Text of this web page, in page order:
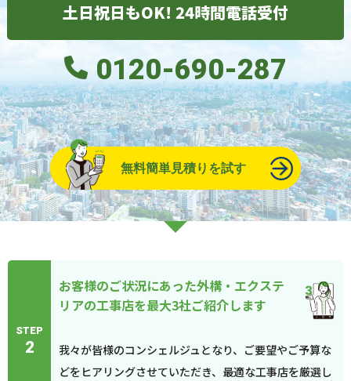
土日祝日もOK! 24時間電話受付
0120-690-287
無料簡単見積りを試す
STEP
2
お客様のご状況にあった外構・エクステ
リアの工事店を最大3社ご紹介します
我々が皆様のコンシェルジュとなり、ご要望やご予算な
どをヒアリングさせていただき、最適な工事店を厳選し